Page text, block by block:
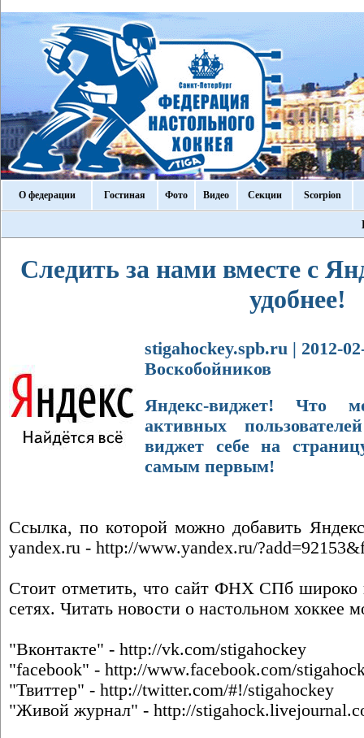
О федерации Гостиная Фото Видео Секции Scorpion
Следить за нами вместе с
удобнее!
stigahockey.spb.ru | 2012-
Воскобойников
Яндекс-виджет! Что
активных
виджет себе на
самым первым!
Ссылка, по которой можно добавить
yandex.ru - http://www.yandex.ru/
Стоит отметить, что сайт ФНХ СПб широко
сетях. Читать новости о настольном хоккее
"Вконтакте" - http://vk.com/stigahockey
"facebook" - http://www.facebook.com/
"Твиттер" - http://twitter.com/#!/stigahockey
"Живой журнал" - http://